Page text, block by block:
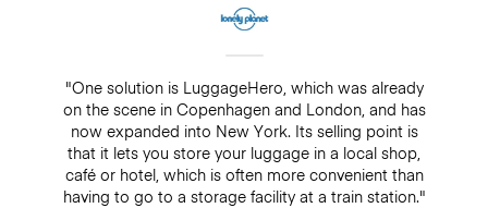
"One solution is LuggageHero, which was already
on the scene in Copenhagen and London, and has
now expanded into New York. Its selling point is
that it lets you store your luggage in a local shop,
café or hotel, which is often more convenient than
having to go to a storage facility at a train station."